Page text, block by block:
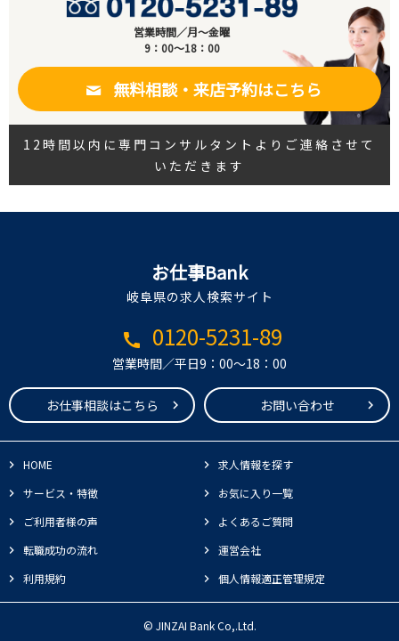
営業時間／月～金曜
9：00～18：00
無料相談・来店予約はこちら
12時間以内に専門コンサルタントよりご連絡させて
いただきます
お仕事Bank
岐阜県の求人検索サイト
call 0120-5231-89
営業時間／平日9：00～18：00
お仕事相談はこちら お問い合わせ
HOME
求人情報を探す
サービス・特徴
お気に入り一覧
ご利用者様の声
よくあるご質問
転職成功の流れ
運営会社
利用規約
個人情報適正管理規定
© JINZAI Bank Co,.Ltd.